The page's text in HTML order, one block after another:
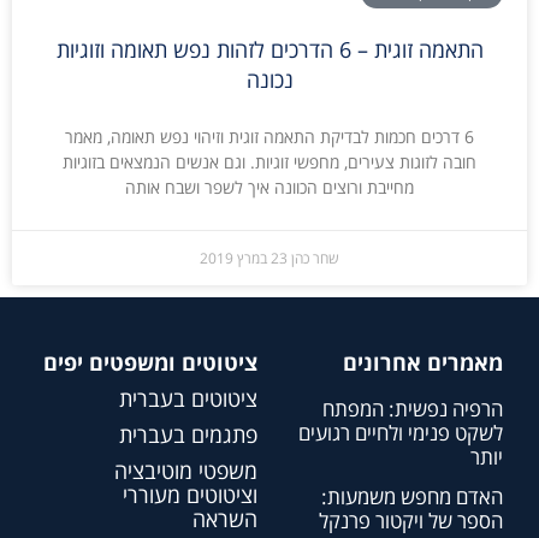
התאמה זוגית – 6 הדרכים לזהות נפש תאומה וזוגיות
נכונה
6 דרכים חכמות לבדיקת התאמה זוגית וזיהוי נפש תאומה, מאמר
חובה לזוגות צעירים, מחפשי זוגיות. וגם אנשים הנמצאים בזוגיות
מחייבת ורוצים הכוונה איך לשפר ושבח אותה
שחר כהן 23 במרץ 2019
מאמרים אחרונים
הרפיה נפשית: המפתח
לשקט פנימי ולחיים רגועים
יותר
האדם מחפש משמעות:
הספר של ויקטור פרנקל
ציטוטים ומשפטים יפים
ציטוטים בעברית
פתגמים בעברית
משפטי מוטיבציה
וציטוטים מעוררי
השראה